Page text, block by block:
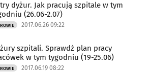
dyżur. Jak pracują szpitale w tym
(26.06-2.07)
2017.06.26 09:22
szpitali. Sprawdź plan pracy
w tym tygodniu (19-25.06)
2017.06.19 08:22